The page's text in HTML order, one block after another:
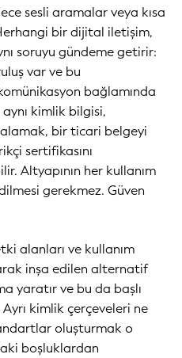
sesli aramalar veya kısa
bir dijital iletişim,
soruyu gündeme getirir:
var ve bu
bağlamında
kimlik bilgisi,
bir ticari belgeyi
sertifikasını
Altyapının her kullanım
gerekmez. Güven
alanları ve kullanım
inşa edilen alternatif
yaratır ve bu da başlı
kimlik çerçeveleri ne
oluşturmak o
boşluklardan